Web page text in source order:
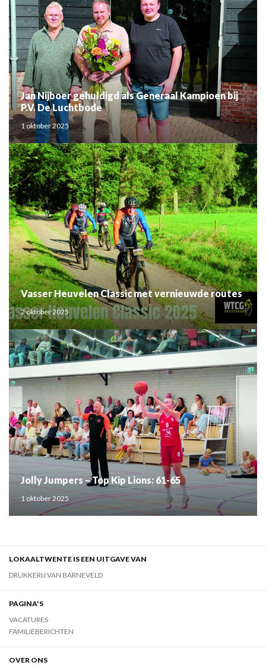
Jan Nijboer gehuldigd als Generaal Kampioen bij
P.V. De Luchtbode
1 oktober 2025
Vasser Heuvelen Classic met vernieuwde routes
2 oktober 2025
Jolly Jumpers – Top Kip Lions: 61-65
1 oktober 2025
LOKAALTWENTE IS EEN UITGAVE VAN
DRUKKERIJ VAN BARNEVELD
PAGINA'S
VACATURES
FAMILIEBERICHTEN
OVER ONS